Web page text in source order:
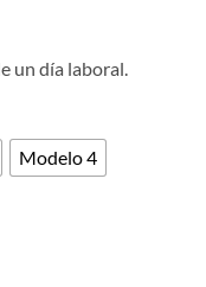
un día laboral.
Modelo 4